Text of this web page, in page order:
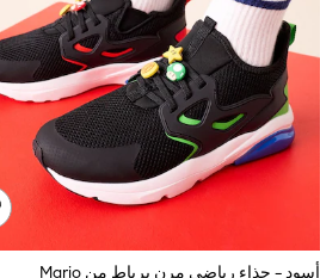
أسود - حذاء رياضي مرن برباط من Mario